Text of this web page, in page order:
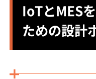
IoTとMES
ための設計